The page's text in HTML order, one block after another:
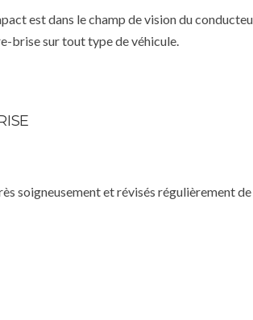
est dans le champ de vision du
brise sur tout type de véhicule.
soigneusement et révisés régulièrement